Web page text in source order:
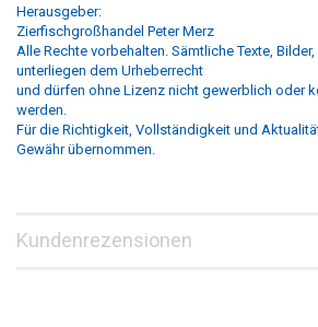
Herausgeber:
Zierfischgroßhandel Peter Merz
Alle Rechte vorbehalten. Sämtliche Texte,
unterliegen dem Urheberrecht
und dürfen ohne Lizenz nicht gewerblich oder
werden.
Für die Richtigkeit, Vollständigkeit und
Gewähr übernommen.
Kundenrezensionen